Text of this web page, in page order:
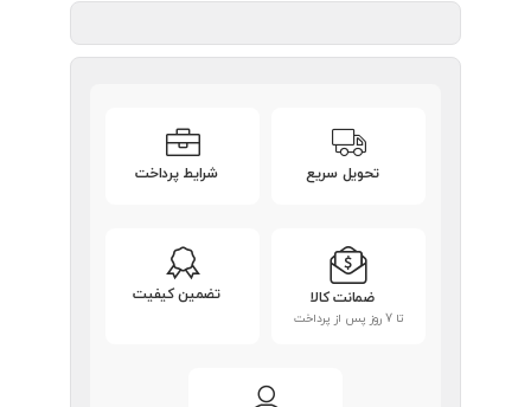
تحویل سریع شرایط پرداخت
ضمانت کالا
تا 7 روز پس از پرداخت
تضمین کیفیت